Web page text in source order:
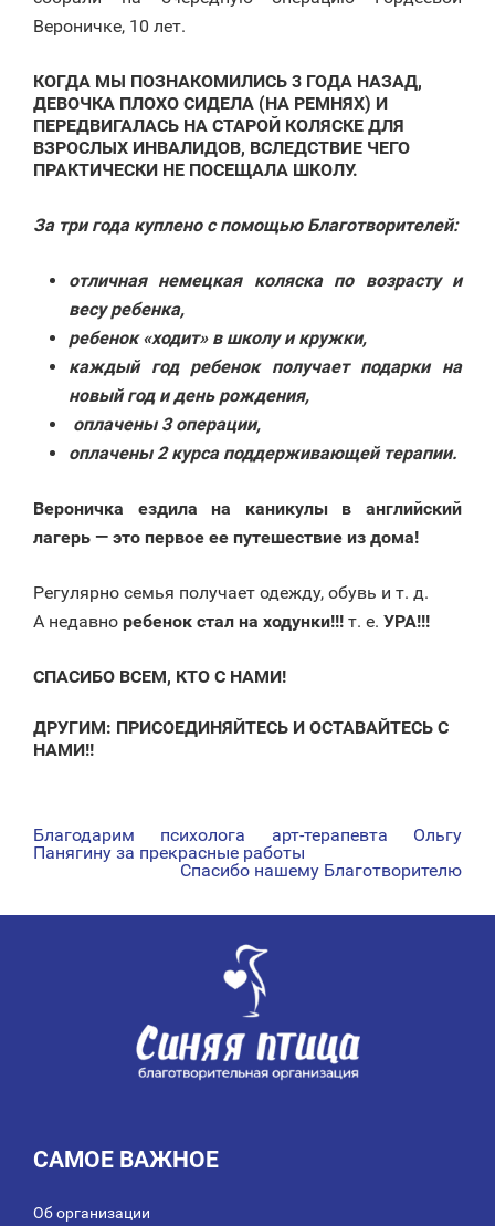
Вероничке, 10 лет.
КОГДА МЫ ПОЗНАКОМИЛИСЬ 3 ГОДА НАЗАД,
ДЕВОЧКА ПЛОХО СИДЕЛА (НА РЕМНЯХ) И
ПЕРЕДВИГАЛАСЬ НА СТАРОЙ КОЛЯСКЕ ДЛЯ
ВЗРОСЛЫХ ИНВАЛИДОВ, ВСЛЕДСТВИЕ ЧЕГО
ПРАКТИЧЕСКИ НЕ ПОСЕЩАЛА ШКОЛУ.
За три года куплено с помощью Благотворителей:
отличная немецкая коляска по возрасту и
весу ребенка,
ребенок «ходит» в школу и кружки,
каждый год ребенок получает подарки на
новый год и день рождения,
оплачены 3 операции,
оплачены 2 курса поддерживающей терапии.
Вероничка ездила на каникулы в английский
лагерь — это первое ее путешествие из дома!
Регулярно семья получает одежду, обувь и т. д.
А недавно ребенок стал на ходунки!!! т. е. УРА!!!
СПАСИБО ВСЕМ, КТО С НАМИ!
ДРУГИМ: ПРИСОЕДИНЯЙТЕСЬ И ОСТАВАЙТЕСЬ С
НАМИ!!
НАВИГАЦИЯ
Благодарим психолога арт-терапевта Ольгу
Панягину за прекрасные работы
Спасибо нашему Благотворителю
САМОЕ ВАЖНОЕ
Об организации